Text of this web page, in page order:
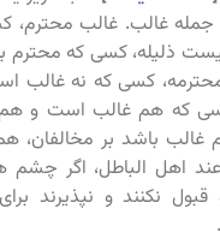
جمله غالب. غالب
ذلیله، کسی که محترم
کسی که نه غالب
که هم غالب است و هم
باشد بر مخالفان،
اهل الباطل، اگر چشم
نکنند و نپذیرند